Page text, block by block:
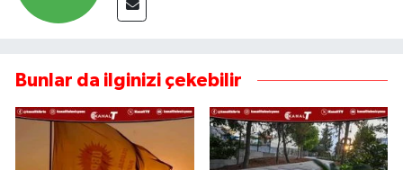
Bunlar da ilginizi çekebilir